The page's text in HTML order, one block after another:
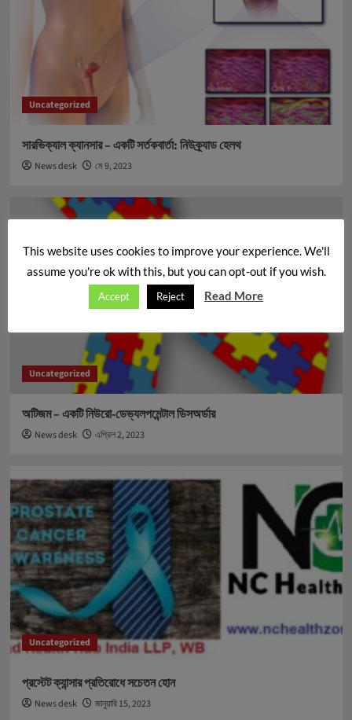
Uncategorized
সারভিক্যাল ক্যানসার – একটি সর্তকবার্তা: নিউক্র্যাড হেলথ
News desk মে 9, 2023
Uncategorized
অটিজম – একটি নিউরো-ডেভ্যলপমেন্টাল ডিসঅর্ডার
News desk এপ্রিল 2, 2023
Uncategorized
প্রস্টেট ক্যান্সার প্রতিরোধে সচেতন হোন
News desk জানুয়ারি 15, 2023
This website uses cookies to improve your experience. We'll
assume you're ok with this, but you can opt-out if you wish.
Accept Reject Read More